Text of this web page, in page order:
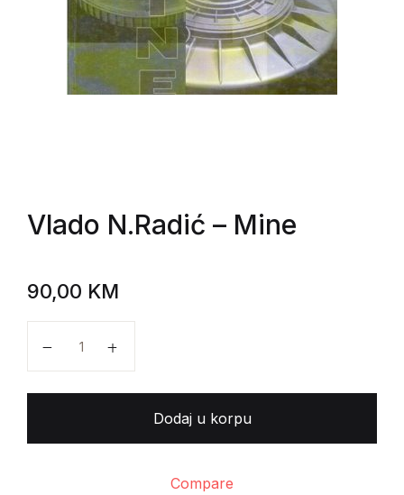
Vlado N.Radić – Mine
90,00 KM
Dodaj u korpu
Compare